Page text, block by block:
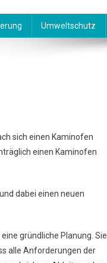
Umweltschutz
sich einen Kaminofen
einen Kaminofen
dabei einen neuen
gründliche Planung. Sie
alle Anforderungen der